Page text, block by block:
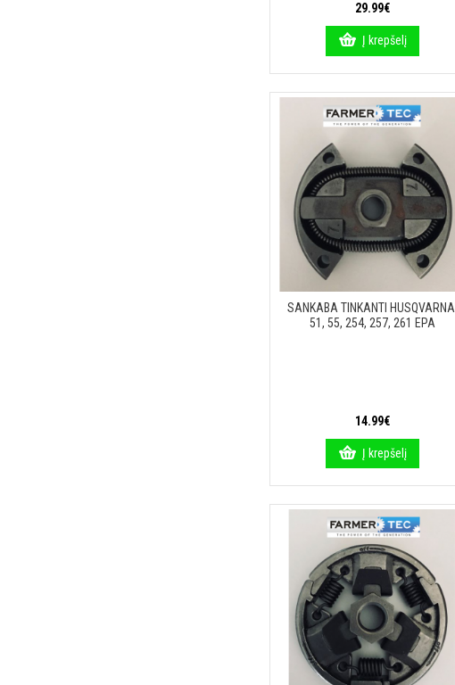
29.99€
Į krepšelį
SANKABA TINKANTI HUSQVARNAI
51, 55, 254, 257, 261 EPA
14.99€
Į krepšelį